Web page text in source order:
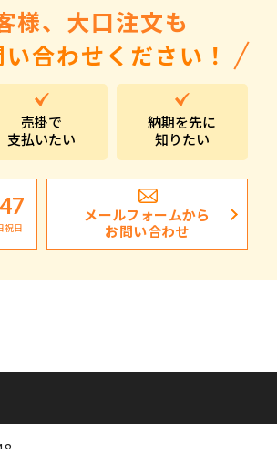
入学・卒業記念品
ばらまき、ショップイベント向け粗品・ノベ
様、大口注文も
合わせください！
売掛で
支払いたい
納期を先に
知りたい
祝日
メールフォームから
お問い合わせ